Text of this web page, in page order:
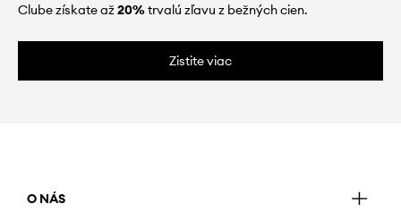
Clube získate až20%trvalú zľavu z bežných cien.
Zistite viac
O NÁS